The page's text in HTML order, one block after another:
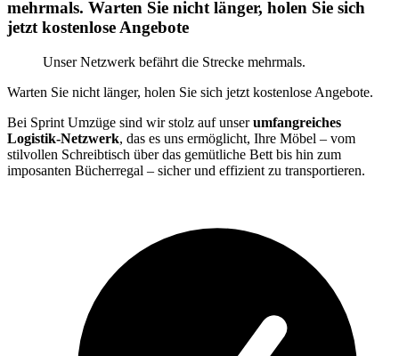
mehrmals. Warten Sie nicht länger, holen Sie sich
jetzt kostenlose Angebote
Unser Netzwerk befährt die Strecke mehrmals.
Warten Sie nicht länger, holen Sie sich jetzt kostenlose Angebote.
Bei Sprint Umzüge sind wir stolz auf unserumfangreiches
Logistik-Netzwerk, das es uns ermöglicht, Ihre Möbel – vom
stilvollen Schreibtisch über das gemütliche Bett bis hin zum
imposanten Bücherregal – sicher und effizient zu transportieren.